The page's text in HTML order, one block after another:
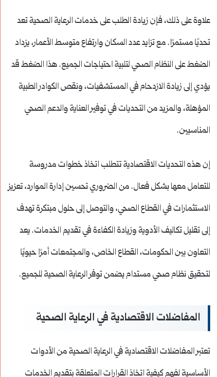
علاوة على ذلك، فإن زيادة الطلب على خدمات الرعاية الصحية تعد
تحديًا مستمرًا. مع تزايد عدد السكان وارتفاع متوسط الأعمار، يزداد
الضغط على النظام الصحي لتلبية احتياجات الجميع. هذا الضغط قد
يؤدي إلى زيادة الازدحام في المستشفيات، ونقص الكوادر الطبية
المؤهلة، والمزيد من التحديات في توفير العناية والدعم الصحي
المناسبين.
إن هذه التحديات الاقتصادية تتطلب اتخاذ خطوات مدروسة
للتعامل معها بشكل فعال. من الضروري تحسين إدارة الموارد، تعزيز
الاستثمارات في القطاع الصحي، والتوصل إلى حلول مبتكرة تهدف
إلى تقليل تكاليف الأدوية وزيادة الكفاءة في تقديم الخدمات. يعد
التعاون بين الحكومات، القطاع الخاص، والمجتمعات أمرًا حيويًا
لتحقيق نظام صحي مستدام يضمن توفر الرعاية الصحية للجميع.
المفاضلات الاقتصادية في الرعاية الصحية
تعتبر المفاضلات الاقتصادية في الرعاية الصحية من الأدوات
الأساسية لفهم كيفية اتخاذ القرارات المتعلقة بتقديم الخدمات